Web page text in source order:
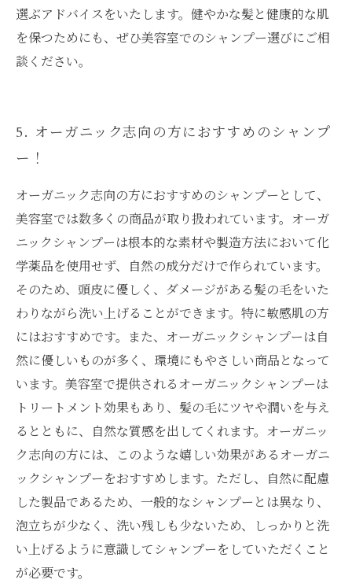
選ぶアドバイスをいたします。健やかな髪と健康的な肌
を保つためにも、ぜひ美容室でのシャンプー選びにご相
談ください。
5. オーガニック志向の方におすすめのシャンプ
ー！
オーガニック志向の方におすすめのシャンプーとして、
美容室では数多くの商品が取り扱われています。オーガ
ニックシャンプーは根本的な素材や製造方法において化
学薬品を使用せず、自然の成分だけで作られています。
そのため、頭皮に優しく、ダメージがある髪の毛をいた
わりながら洗い上げることができます。特に敏感肌の方
にはおすすめです。また、オーガニックシャンプーは自
然に優しいものが多く、環境にもやさしい商品となって
います。美容室で提供されるオーガニックシャンプーは
トリートメント効果もあり、髪の毛にツヤや潤いを与え
るとともに、自然な質感を出してくれます。オーガニッ
ク志向の方には、このような嬉しい効果があるオーガニ
ックシャンプーをおすすめします。ただし、自然に配慮
した製品であるため、一般的なシャンプーとは異なり、
泡立ちが少なく、洗い残しも少ないため、しっかりと洗
い上げるように意識してシャンプーをしていただくこと
が必要です。